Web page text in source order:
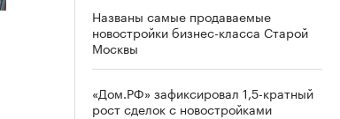
Названы самые продаваемые
новостройки бизнес-класса Старой
Москвы
«Дом.РФ» зафиксировал 1,5-кратный
рост сделок с новостройками